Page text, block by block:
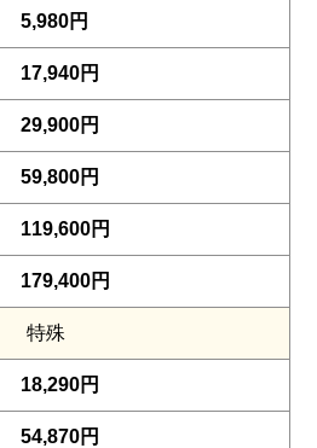
5,980円
17,940円
29,900円
59,800円
119,600円
179,400円
特殊
18,290円
54,870円